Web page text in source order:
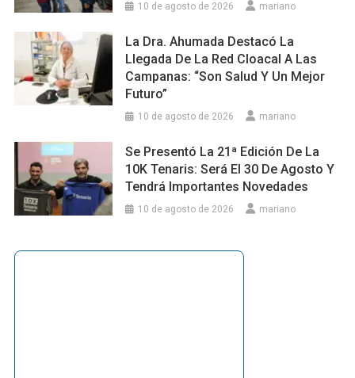
10 de agosto de 2026 mariano
La Dra. Ahumada Destacó La
Llegada De La Red Cloacal A Las
Campanas: “Son Salud Y Un Mejor
Futuro”
10 de agosto de 2026 mariano
Se Presentó La 21ª Edición De La
10K Tenaris: Será El 30 De Agosto Y
Tendrá Importantes Novedades
10 de agosto de 2026 mariano